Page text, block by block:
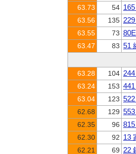
63.73
54
63.56
135
63.55
73
63.47
83 51
63.28 104
63.24
153
63.04
123
62.68
129
62.35
96
62.30
92 13
62.21
69 22